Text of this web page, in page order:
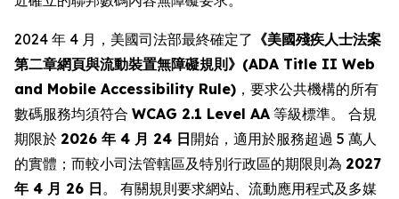
2024 年 4 月，美國司法部最終確定了 《美國殘疾人士法案
第二章網頁與流動裝置無障礙規則》(ADA Title II Web
and Mobile Accessibility Rule) ，要求公共機構的所有
數碼服務均須符合 WCAG 2.1 Level AA 等級標準。 合規
期限於 2026 年 4 月 24 日開始，適用於服務超過 5 萬人
的實體；而較小司法管轄區及特別行政區的期限則為 2027
年 4 月 26 日。 有關規則要求網站、流動應用程式及多媒